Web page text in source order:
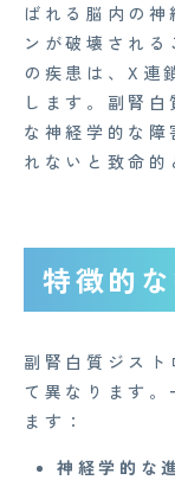
ばれる脳内の
ンが破壊され
の疾患は、X連
します。副腎
な神経学的な
れないと致命的
特徴的
副腎白質ジス
て異なります
ます：
神経学的な